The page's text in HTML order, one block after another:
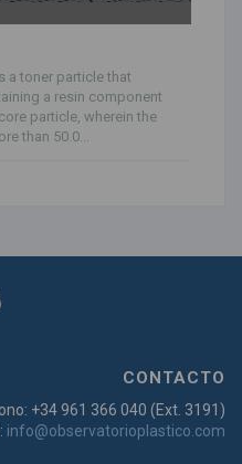
a toner particle that
a resin component
particle, wherein the
than 50.0...
CONTACTO
+34 961 366 040 (Ext. 3191)
info@observatorioplastico.com